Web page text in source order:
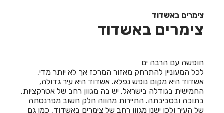
חדרים לפי שעה באילת
חדרים לפי שעה באלקוש
חדרים לפי שעה באמירים
חדרים לפי שעה באניעם
צימרים באשדוד
צימרים באשדוד
חופשה עם הרבה ים
לכל המעוניין להתרחק מאזור המרכז אך לא יותר מדי,
אשדוד היא מקום נופש נפלא. אשדוד היא עיר גדולה,
החמישית בגודלה בישראל. יש בה מגוון רחב של אטרקציות,
בתוכה ובסביבתה. התיירות מהווה חלק חשוב מפרנסתה
של העיר ולכן ישנו מגוון רחב של צימרים באשדוד, כמו גם